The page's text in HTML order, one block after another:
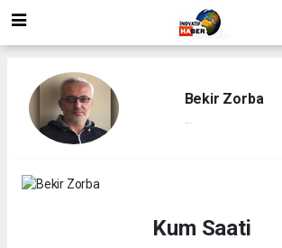
Bekir Zorba
Kum Saati